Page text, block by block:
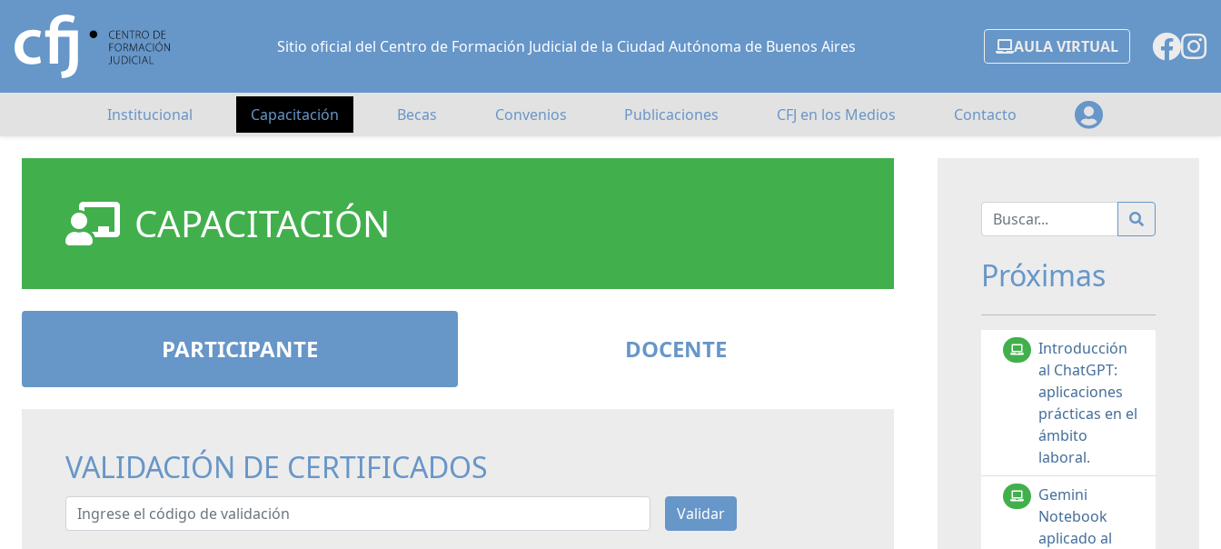
Sitio oficial del Centro de Formación Judicial de la Ciudad Autónoma de Buenos Aires AULA VIRTUAL
Institucional Capacitación Becas Convenios Publicaciones CFJ en los Medios Contacto
CAPACITACIÓN
PARTICIPANTE DOCENTE
VALIDACIÓN DE CERTIFICADOS
Ingrese el código de validación Validar
Próximas
Introducción
al ChatGPT:
aplicaciones
prácticas en el
ámbito
laboral.
Gemini
Notebook
aplicado al